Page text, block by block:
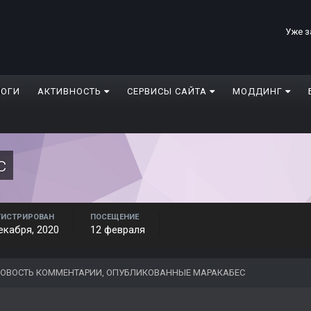
Уже
АКТИВНОСТЬ СЕРВИСЫ САЙТА МОДДИНГ
2020
ПОСЕЩЕНИЕ
12 февраля
КОММЕНТАРИИ, ОПУБЛИКОВАННЫЕ МАРАКАБЕС